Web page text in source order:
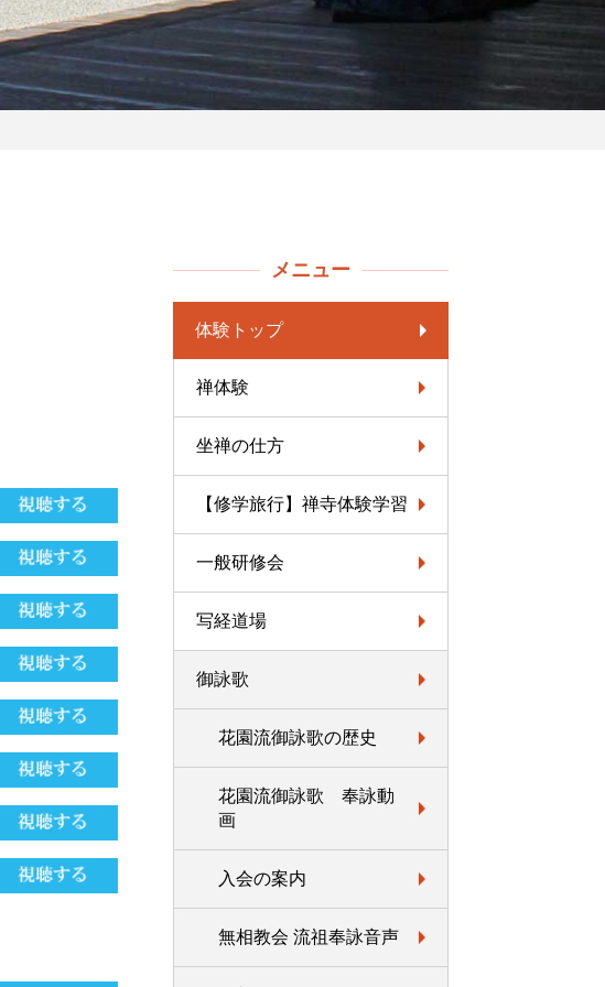
メニュー
体験トップ
禅体験
坐禅の仕方
【修学旅行】禅寺体験学習
一般研修会
写経道場
御詠歌
花園流御詠歌の歴史
花園流御詠歌 奉詠動
画
入会の案内
無相教会 流祖奉詠音声